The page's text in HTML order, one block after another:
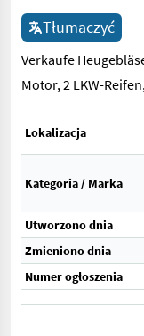
Tłumaczyć
Verkaufe
Motor, 2 LKW-
Lokalizacja
Kategoria / Marka
Utworzono dnia
Zmieniono dnia
Numer ogłoszenia